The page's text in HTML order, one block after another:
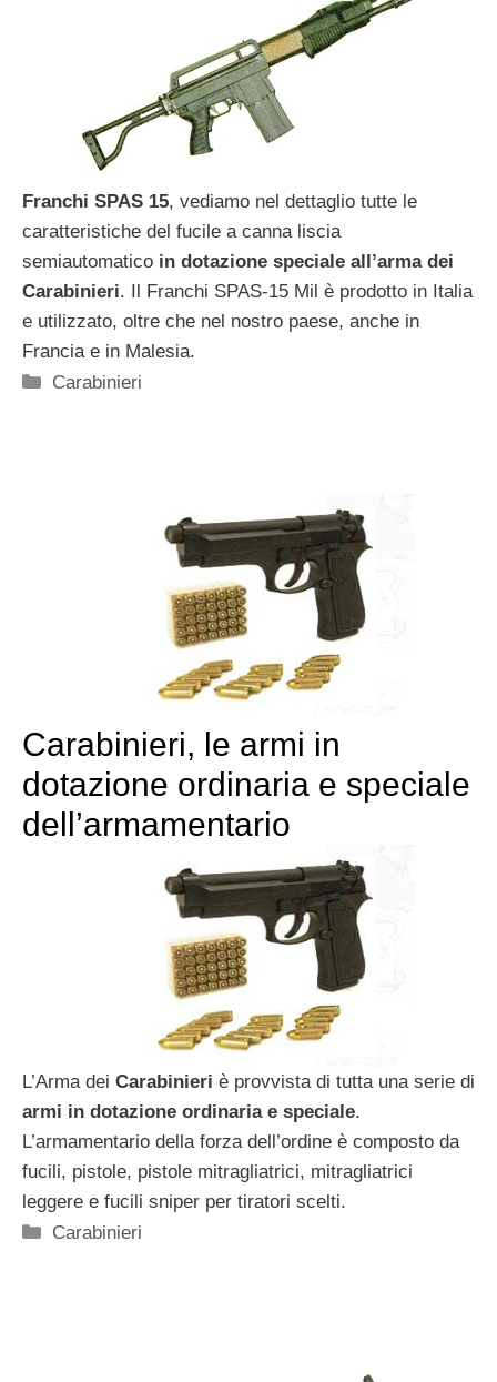
Franchi SPAS 15, vediamo nel dettaglio tutte le
caratteristiche del fucile a canna liscia
semiautomatico in dotazione speciale all’arma dei
Carabinieri. Il Franchi SPAS-15 Mil è prodotto in Italia
e utilizzato, oltre che nel nostro paese, anche in
Francia e in Malesia.
Categorie
Carabinieri
Carabinieri, le armi in
dotazione ordinaria e speciale
dell’armamentario
L’Arma dei Carabinieri è provvista di tutta una serie di
armi in dotazione ordinaria e speciale.
L’armamentario della forza dell’ordine è composto da
fucili, pistole, pistole mitragliatrici, mitragliatrici
leggere e fucili sniper per tiratori scelti.
Categorie
Carabinieri